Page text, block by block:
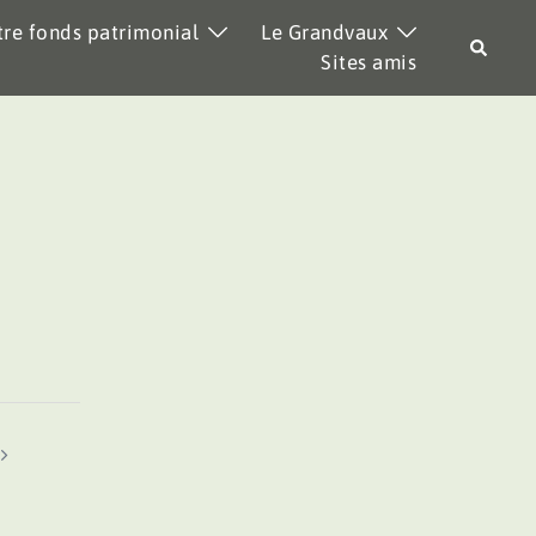
fonds patrimonial
Le Grandvaux
Sites amis